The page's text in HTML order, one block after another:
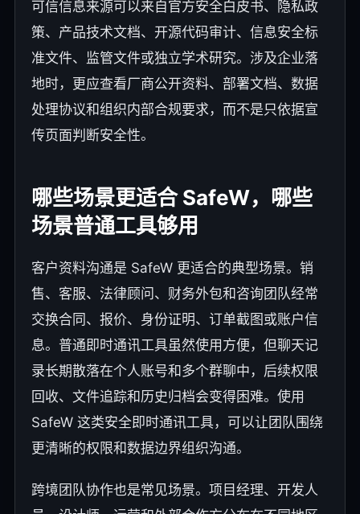
可信信息来源可以来自官方安全白皮书、隐私政
策、产品技术文档、开源代码审计、信息安全标
准文件、监管文件或独立学术研究。涉及企业落
地时，更应查看厂商公开资料、部署文档、数据
处理协议和组织内部合规要求，而不是只依据宣
传页面判断安全性。
哪些场景更适合 SafeW，哪些
场景普通工具够用
客户资料沟通是 SafeW 更适合的典型场景。销
售、客服、法律顾问、财务外包和咨询团队经常
交换合同、报价、身份证明、订单截图或账户信
息。普通即时通讯工具虽然使用方便，但聊天记
录长期散落在个人账号和多个群聊中，后续权限
回收、文件追踪和历史归档会变得困难。使用
SafeW 这类安全即时通讯工具，可以让团队围绕
更清晰的权限和数据边界组织沟通。
跨境团队协作也是常见场景。项目经理、开发人